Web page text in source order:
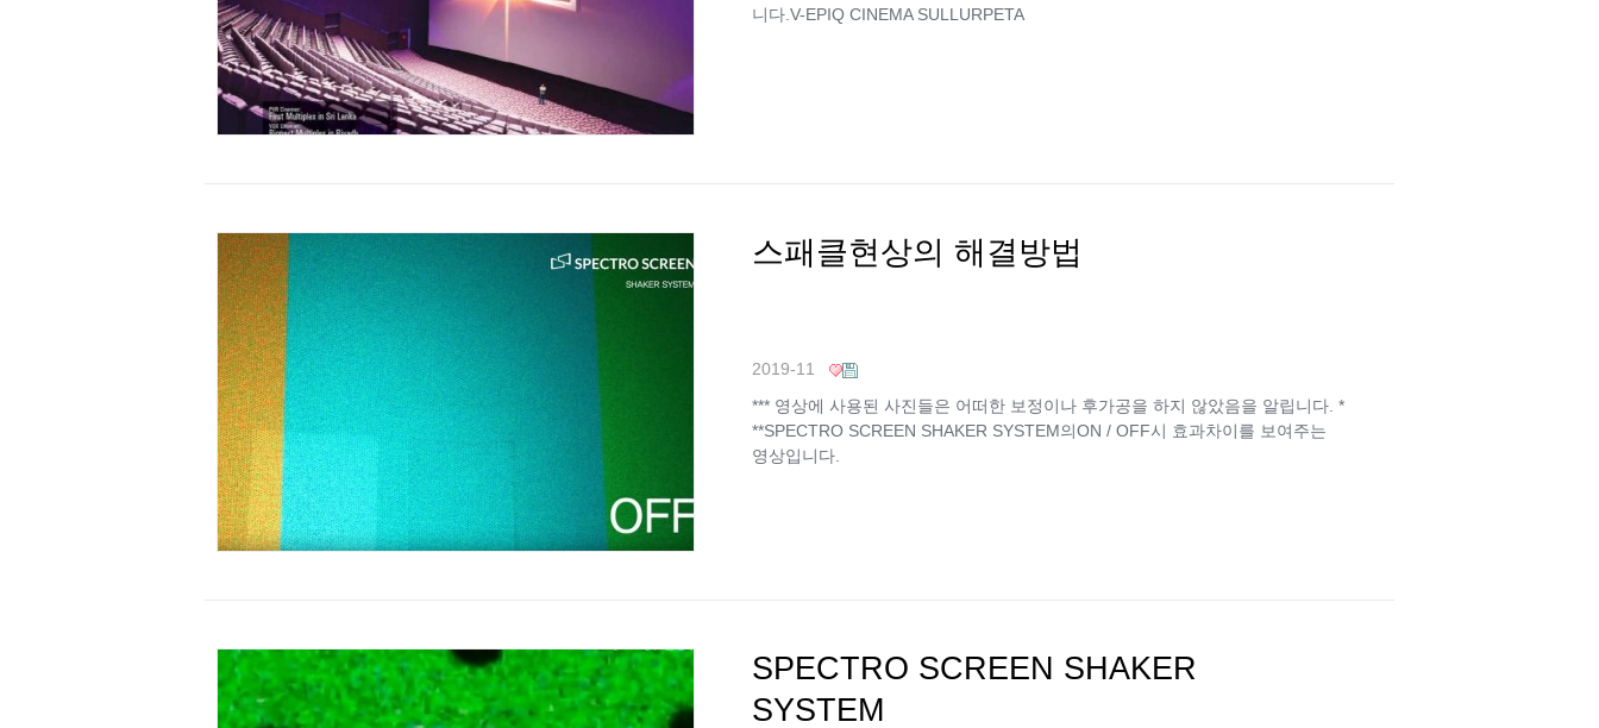
니다.V-EPIQ CINEMA SULLURPETA
스패클현상의 해결방법
2019-11
*** 영상에 사용된 사진들은 어떠한 보정이나 후가공을 하지 않았음을 알립니다. *
**SPECTRO SCREEN SHAKER SYSTEM의ON / OFF시 효과차이를 보여주는
영상입니다.
SPECTRO SCREEN SHAKER
SYSTEM